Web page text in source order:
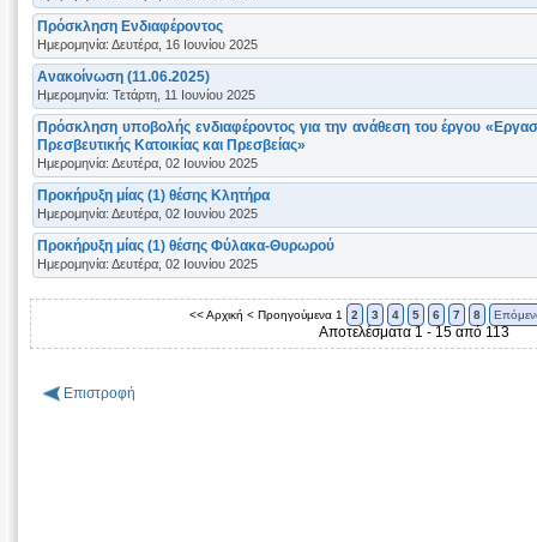
Πρόσκληση Ενδιαφέροντος
Ημερομηνία: Δευτέρα, 16 Ιουνίου 2025
Ανακοίνωση (11.06.2025)
Ημερομηνία: Τετάρτη, 11 Ιουνίου 2025
Πρόσκληση υποβολής ενδιαφέροντος για την ανάθεση του έργου
Πρεσβευτικής Κατοικίας και Πρεσβείας»
Ημερομηνία: Δευτέρα, 02 Ιουνίου 2025
Προκήρυξη μίας (1) θέσης Κλητήρα
Ημερομηνία: Δευτέρα, 02 Ιουνίου 2025
Προκήρυξη μίας (1) θέσης Φύλακα-Θυρωρού
Ημερομηνία: Δευτέρα, 02 Ιουνίου 2025
<< Αρχική < Προηγούμενα 1 2 3 4 5 6 7 8
Αποτελέσματα 1 - 15 από 113
Επιστροφή